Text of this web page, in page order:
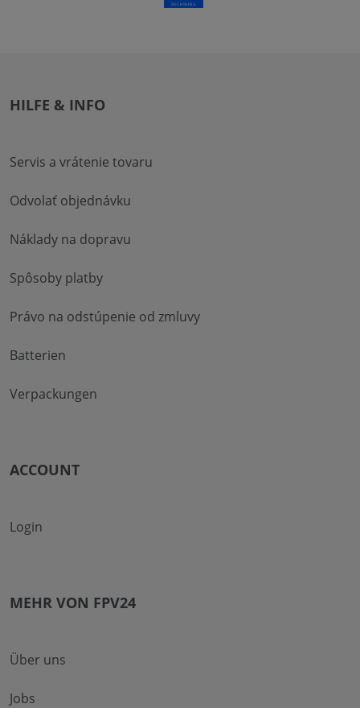
HILFE & INFO
Servis a vrátenie tovaru
Odvolať objednávku
Náklady na dopravu
Spôsoby platby
Právo na odstúpenie od zmluvy
Batterien
Verpackungen
ACCOUNT
Login
MEHR VON FPV24
Über uns
Jobs